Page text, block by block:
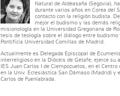
Natural de Aldeasaña (Segovia),
durante varios años en Corea del
contacto con la religión budista.
mejor el budismo y las demás
misionología en la Universidad Gregoriana de
tesis de teología sobre el diálogo entre
Pontificia Universidad Comillas de Madrid.
Actualmente es Delegada Episcopal de
interreligioso en la Dióceis de Getafe; ejerce su
IES Juan Carlos I de Ciempozuelos, en el Centro
en la Univ. Eclesiástica San Dámaso (Madrid) y
Carlos de Fuenlabrada.